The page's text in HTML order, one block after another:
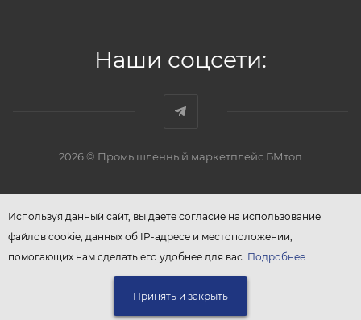
Наши соцсети:
2026 © Промышленный маркетплейс БМтоп
Используя данный сайт, вы даете согласие на использование
файлов cookie, данных об IP-адресе и местоположении,
помогающих нам сделать его удобнее для вас. Подробнее
Принять и закрыть